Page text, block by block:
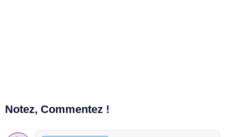
Notez, Commentez !